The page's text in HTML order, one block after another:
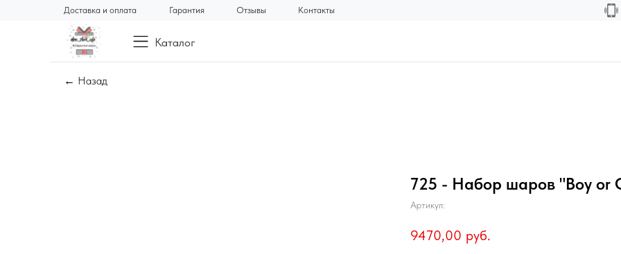
Отзывы Контакты
Гарантия
Доставка и оплата
Каталог
← Назад
725 - Набор шаров "Boy or
Артикул:
9470,00 руб.